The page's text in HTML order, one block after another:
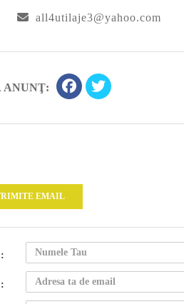
all4utilaje3@yahoo.com
ANUNŢ:
EMAIL